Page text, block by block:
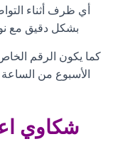
أي ظرف أثناء
بشكل دقيق مع
كما يكون الرقم
الأسبوع من
شكاوي